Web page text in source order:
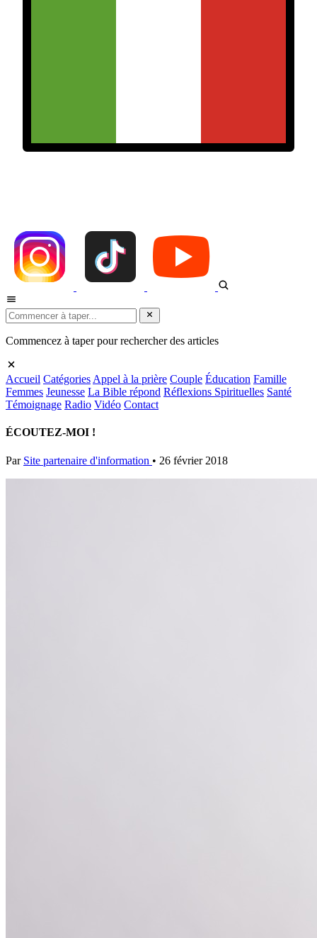
Commencez à taper pour rechercher des articles
Accueil Catégories Appel à la prière Couple Éducation Famille
Femmes Jeunesse La Bible répond Réflexions Spirituelles Santé
Témoignage Radio Vidéo Contact
ÉCOUTEZ-MOI !
Par Site partenaire d'information • 26 février 2018